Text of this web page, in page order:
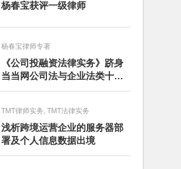
杨春宝获评一级律师
杨春宝律师专著
《公司投融资法律实务》跻身
当当网公司法与企业法类十大
畅销图书榜
TMT律师实务, TMT法律实务
浅析跨境运营企业的服务器部
署及个人信息数据出境